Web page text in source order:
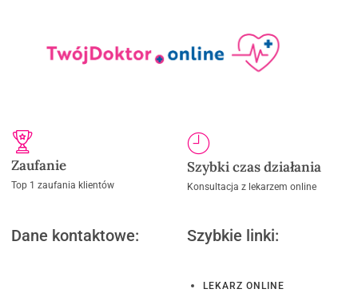
Zaufanie
Top 1 zaufania klientów
Szybki czas działania
Konsultacja z lekarzem online
Dane kontaktowe: Szybkie linki:
LEKARZ ONLINE